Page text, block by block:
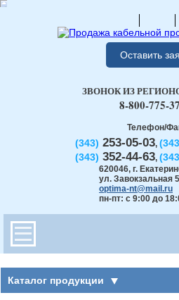
Оставить
Телефон/
(343) 253-05-03,
(343) 352-44-63,
620046, г.
ул. Завокзальная
optima-nt@mail.ru
пн-пт: с 9:00 до
ЗВОНОК ИЗ
8-800-775-
Каталог продукции